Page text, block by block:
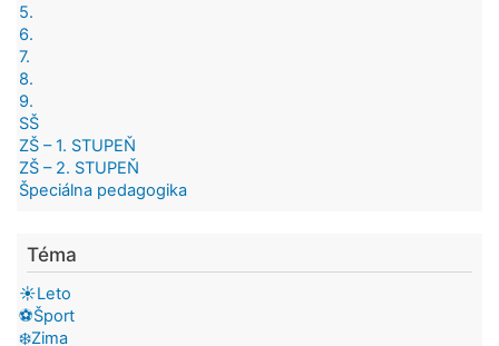
5.
6.
7.
8.
9.
SŠ
ZŠ – 1. STUPEŇ
ZŠ – 2. STUPEŇ
Špeciálna pedagogika
Téma
☀️Leto
⚽Šport
❄️Zima